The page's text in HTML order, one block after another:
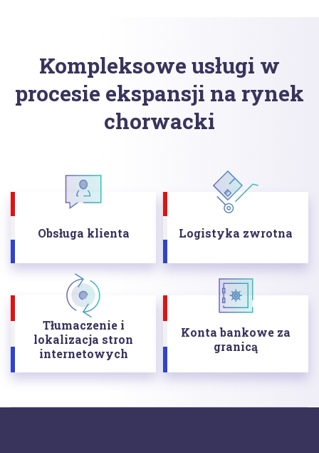
Kompleksowe usługi w
procesie ekspansji na rynek
chorwacki
Obsługa klienta Logistyka zwrotna
Tłumaczenie i
lokalizacja stron
internetowych
Konta bankowe za
granicą